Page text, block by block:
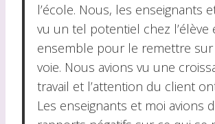
l’école. Nous, les enseignants
vu un tel potentiel chez l’élève
ensemble pour le remettre
voie. Nous avions vu une
travail et l’attention du client
Les enseignants et moi avions